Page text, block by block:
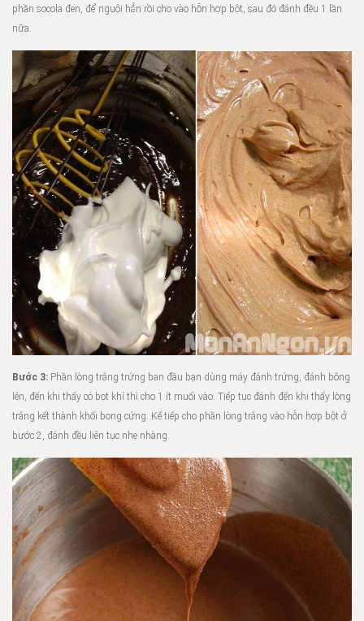
phần socola đen, để nguội hẳn rồi cho vào hỗn hợp bột, sau đó đánh đều 1 lần
nữa.
Bước 3: Phần lòng trắng trứng ban đầu bạn dùng máy đánh trứng, đánh bông
lên, đến khi thấy có bọt khí thì cho 1 ít muối vào. Tiếp tục đánh đến khi thấy lòng
trắng kết thành khối bong cứng. Kế tiếp cho phần lòng trắng vào hỗn hợp bột ở
bước 2, đánh đều liên tục nhẹ nhàng.